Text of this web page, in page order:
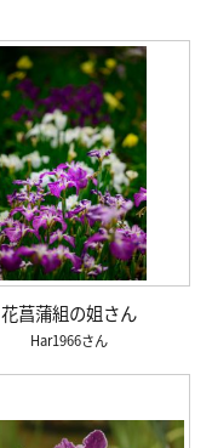
花菖蒲組の姐さん
Har1966